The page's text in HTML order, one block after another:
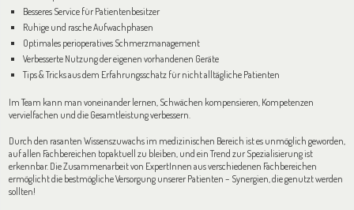
Besseres Service für Patientenbesitzer
Ruhige und rasche Aufwachphasen
Optimales perioperatives Schmerzmanagement
Verbesserte Nutzung der eigenen vorhandenen Geräte
Tips & Tricks aus dem Erfahrungsschatz für nicht alltägliche Patienten
Im Team kann man voneinander lernen, Schwächen kompensieren, Kompetenzen
vervielfachen und die Gesamtleistung verbessern.
Durch den rasanten Wissenszuwachs im medizinischen Bereich ist es unmöglich geworden,
auf allen Fachbereichen topaktuell zu bleiben, und ein Trend zur Spezialisierung ist
erkennbar. Die Zusammenarbeit von ExpertInnen aus verschiedenen Fachbereichen
ermöglicht die bestmögliche Versorgung unserer Patienten – Synergien, die genutzt werden
sollten!